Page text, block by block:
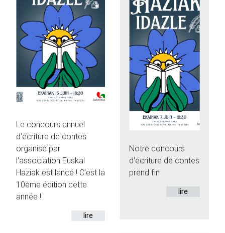
Le concours annuel
d'écriture de contes
organisé par
l'association Euskal
Haziak est lancé ! C'est la
10ème édition cette
année !
lire
Notre concours
d'écriture de contes
prend fin
lire